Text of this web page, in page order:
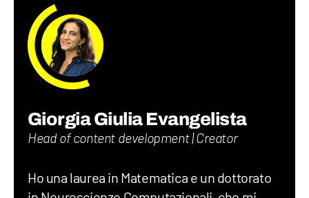
Giorgia Giulia Evangelista
Head of content development | Creator
Ho una laurea in Matematica e un dottorato